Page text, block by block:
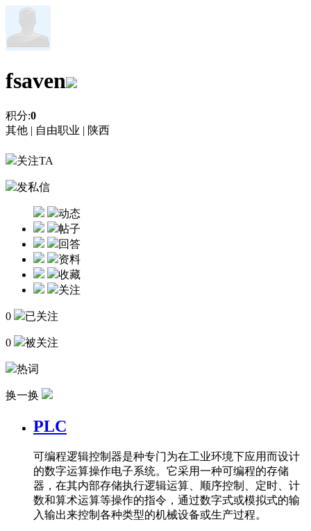
fsaven
积分:0
其他 | 自由职业 | 陕西
关注TA
发私信
动态
帖子
回答
资料
收藏
关注
0 已关注
0 被关注
热词
换一换
PLC
可编程逻辑控制器是种专门为在工业环境下应用而设计
的数字运算操作电子系统。它采用一种可编程的存储
器，在其内部存储执行逻辑运算、顺序控制、定时、计
数和算术运算等操作的指令，通过数字式或模拟式的输
入输出来控制各种类型的机械设备或生产过程。